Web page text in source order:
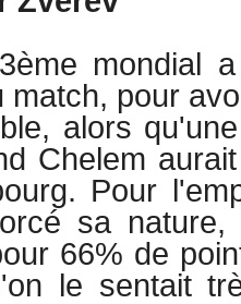
mondial
match, pour
alors
Chelem
Pour
sa
66% de
le sentait